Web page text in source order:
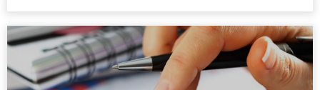
спецсредства абсолют...